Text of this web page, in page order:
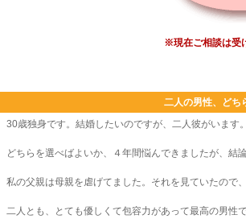
※現在ご相談は受
二人の男性、どち
30歳独身です。結婚したいのですが、二人彼がいます。
どちらを選べばよいか、４年間悩んできましたが、結
私の父親は母親を虐げてました。それを見ていたので
二人とも、とても優しくて包容力があって最高の男性で